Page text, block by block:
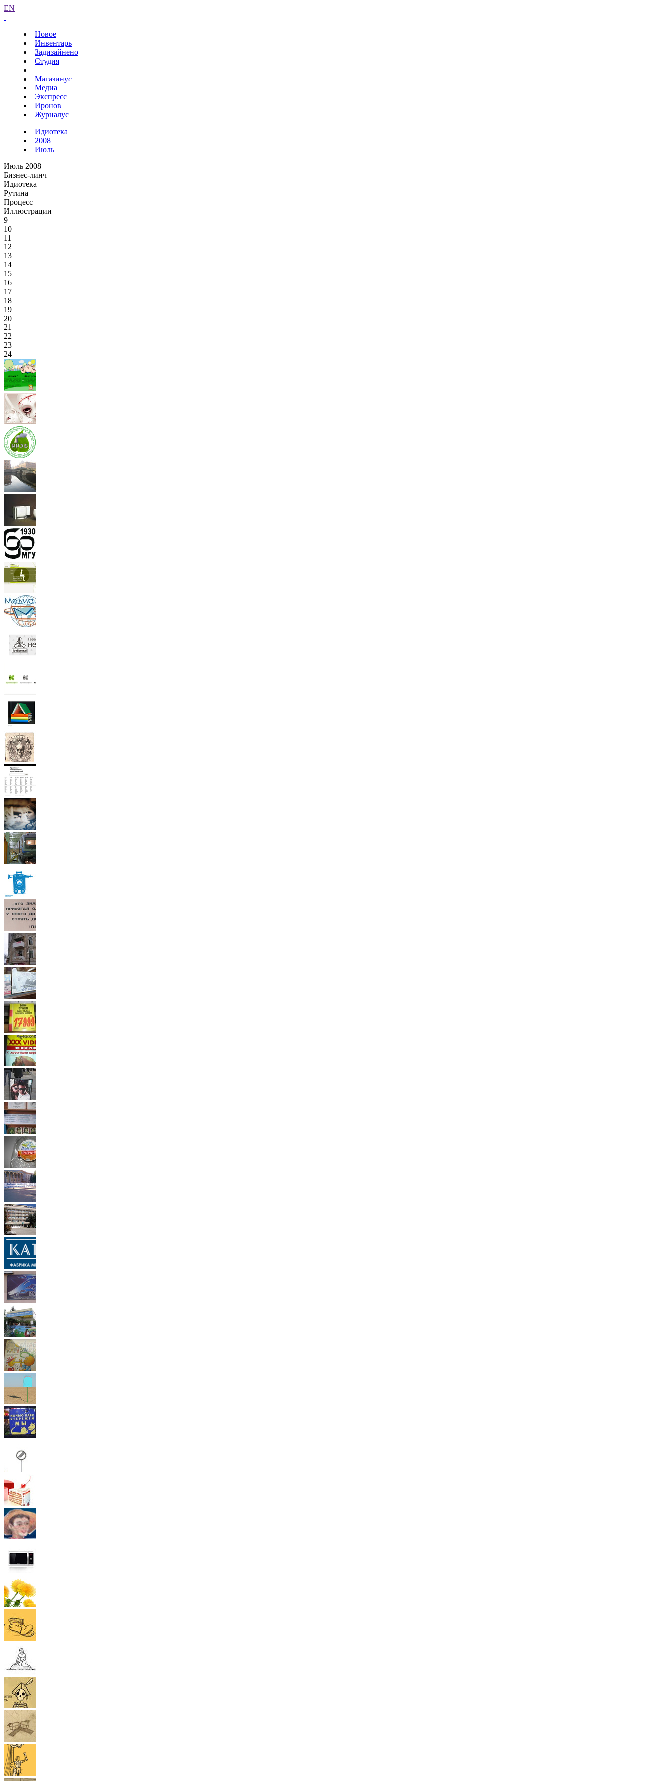
EN
Новое
Инвентарь
Задизайнено
Студия
Магазинус
Медиа
Экспресс
Иронов
Журналус
Идиотека
2008
Июль
Июль 2008
Бизнес-линч
Идиотека
Рутина
Процесс
Иллюстрации
9
10
11
12
13
14
15
16
17
18
19
20
21
22
23
24